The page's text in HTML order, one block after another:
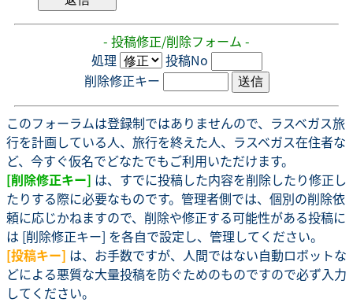
- 投稿修正/削除フォーム -
処理
投稿No
削除修正キー
このフォーラムは登録制ではありませんので、ラスベガス旅
行を計画している人、旅行を終えた人、ラスベガス在住者な
ど、今すぐ仮名でどなたでもご利用いただけます。
[削除修正キー] は、すでに投稿した内容を削除したり修正し
たりする際に必要なものです。管理者側では、個別の削除依
頼に応じかねますので、削除や修正する可能性がある投稿に
は [削除修正キー] を各自で設定し、管理してください。
[投稿キー] は、お手数ですが、人間ではない自動ロボットな
どによる悪質な大量投稿を防ぐためのものですので必ず入力
してください。